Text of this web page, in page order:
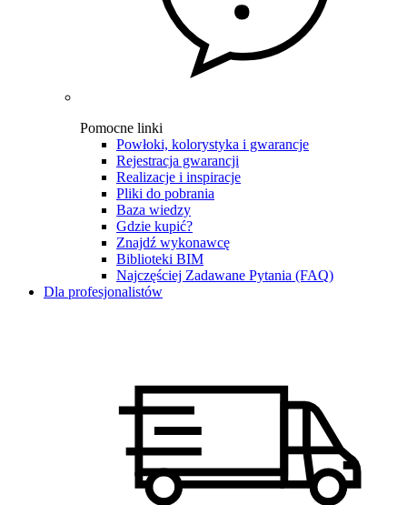
Pomocne linki
Powłoki, kolorystyka i gwarancje
Rejestracja gwarancji
Realizacje i inspiracje
Pliki do pobrania
Baza wiedzy
Gdzie kupić?
Znajdź wykonawcę
Biblioteki BIM
Najczęściej Zadawane Pytania (FAQ)
Dla profesjonalistów